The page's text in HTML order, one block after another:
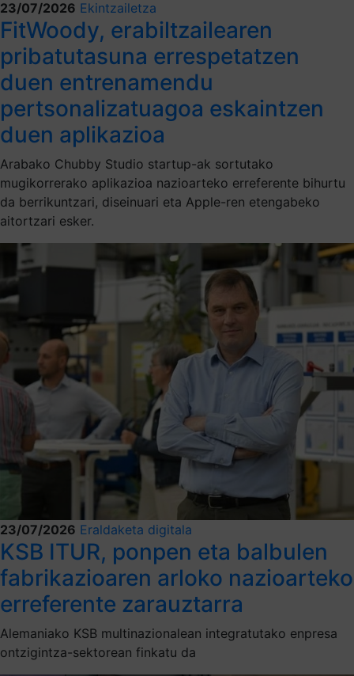
23/07/2026 Ekintzailetza
FitWoody, erabiltzailearen
pribatutasuna errespetatzen
duen entrenamendu
pertsonalizatuagoa eskaintzen
duen aplikazioa
Arabako Chubby Studio startup-ak sortutako
mugikorrerako aplikazioa nazioarteko erreferente bihurtu
da berrikuntzari, diseinuari eta Apple-ren etengabeko
aitortzari esker.
23/07/2026 Eraldaketa digitala
KSB ITUR, ponpen eta balbulen
fabrikazioaren arloko nazioarteko
erreferente zarauztarra
Alemaniako KSB multinazionalean integratutako enpresa
ontzigintza-sektorean finkatu da